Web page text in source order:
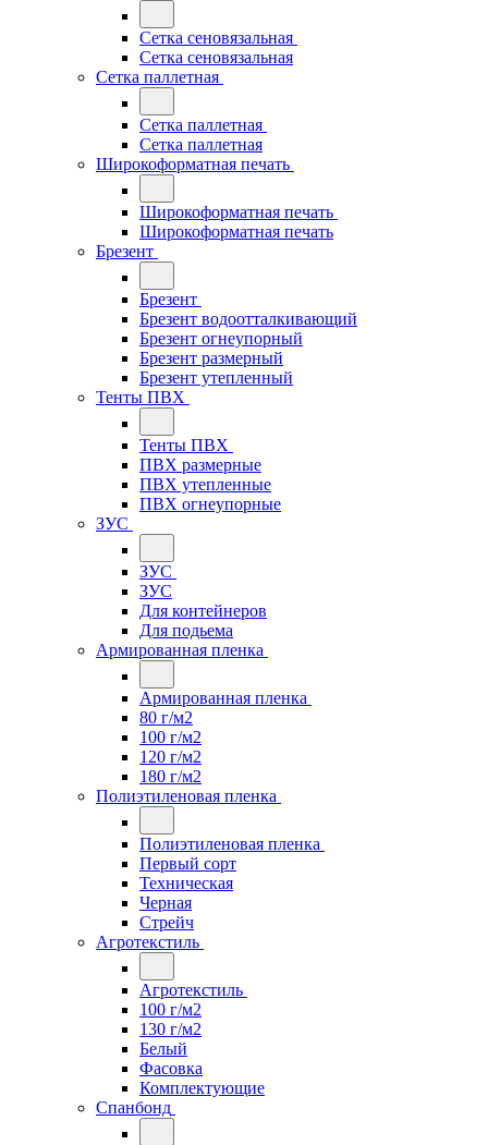
Сетка сеновязальная
Сетка сеновязальная
Сетка паллетная
Сетка паллетная
Сетка паллетная
Широкоформатная печать
Широкоформатная печать
Широкоформатная печать
Брезент
Брезент
Брезент водоотталкивающий
Брезент огнеупорный
Брезент размерный
Брезент утепленный
Тенты ПВХ
Тенты ПВХ
ПВХ размерные
ПВХ утепленные
ПВХ огнеупорные
ЗУС
ЗУС
ЗУС
Для контейнеров
Для подьема
Армированная пленка
Армированная пленка
80 г/м2
100 г/м2
120 г/м2
180 г/м2
Полиэтиленовая пленка
Полиэтиленовая пленка
Первый сорт
Техническая
Черная
Стрейч
Агротекстиль
Агротекстиль
100 г/м2
130 г/м2
Белый
Фасовка
Комплектующие
Спанбонд